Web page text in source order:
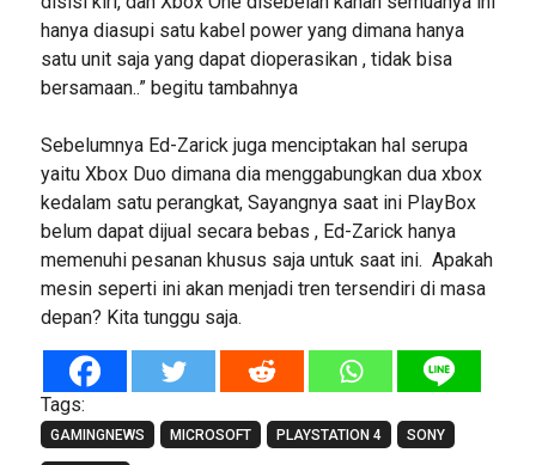
hanya diasupi satu kabel power yang dimana hanya
satu unit saja yang dapat dioperasikan , tidak bisa
bersamaan..” begitu tambahnya
Sebelumnya Ed-Zarick juga menciptakan hal serupa
yaitu Xbox Duo dimana dia menggabungkan dua xbox
kedalam satu perangkat, Sayangnya saat ini PlayBox
belum dapat dijual secara bebas , Ed-Zarick hanya
memenuhi pesanan khusus saja untuk saat ini. Apakah
mesin seperti ini akan menjadi tren tersendiri di masa
depan? Kita tunggu saja.
Tags:
GAMINGNEWS MICROSOFT PLAYSTATION 4 SONY